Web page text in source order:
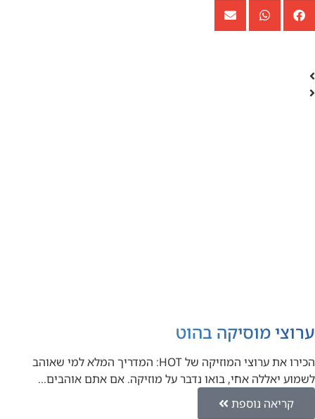
ערוצי מוסיקה בהוט
הכירו את ערוצי המוזיקה של HOT: המדריך המלא למי שאוהב
לשמוע יאללה אחי, בואו נדבר על מוזיקה. אם אתם אוהבים…
קריאה נוספת